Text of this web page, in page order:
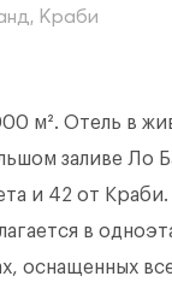
Краби
м². Отель в
заливе Ло
и 42 от
в
оснащенных